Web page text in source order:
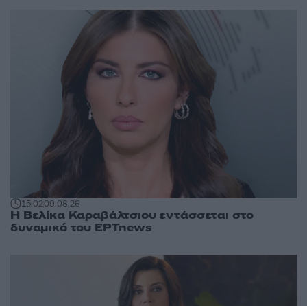
15:0209.08.26
Η Βελίκα Καραβάλτσιου εντάσσεται στο
δυναμικό του ΕΡΤnews